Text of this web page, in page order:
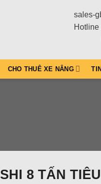
sales-
Hotline
0918
CHO THUÊ XE NÂNG
8 TẤN